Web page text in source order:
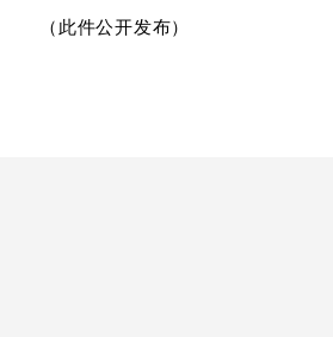
（此件公开发布）